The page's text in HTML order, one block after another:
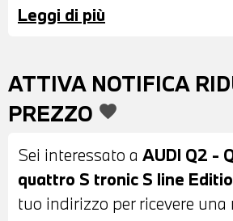
LAVAFARI - SPECCHI
PARCHEGGIO ANTERIORI E
TELECAMERA POSTERIORE
LUNOTTO OSCURATI -
INTERNO
CAMBIO AUTOMATICO
Leggi di più
ATTIVA NOTIFICA
PREZZO favorite
Sei interessato a AUDI Q2 -
quattro S tronic S line
tuo indirizzo per ricevere